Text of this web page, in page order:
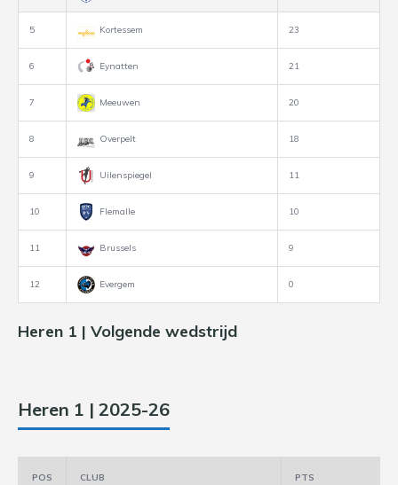
5 Kortessem 23
6 Eynatten 21
7 Meeuwen 20
8 Overpelt 18
9 Uilenspiegel 11
10 Flemalle 10
11 Brussels 9
12 Evergem 0
Heren 1 | Volgende wedstrijd
Heren 1 | 2025-26
POS CLUB PTS